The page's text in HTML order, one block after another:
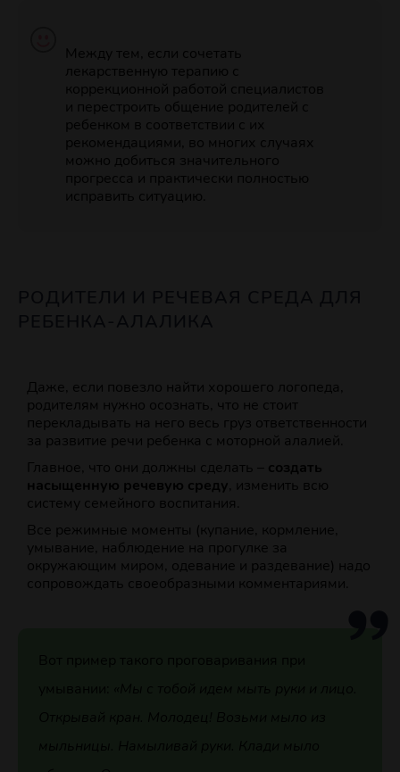
Между тем, если сочетать
лекарственную терапию с
коррекционной работой специалистов
и перестроить общение родителей с
ребенком в соответствии с их
рекомендациями, во многих случаях
можно добиться значительного
прогресса и практически полностью
исправить ситуацию.
Даже, если повезло найти хорошего логопеда,
родителям нужно осознать, что не стоит
перекладывать на него весь груз ответственности
за развитие речи ребенка с моторной алалией.
Главное, что они должны сделать – создать
насыщенную речевую среду , изменить всю
систему семейного воспитания.
Все режимные моменты (купание, кормление,
умывание, наблюдение на прогулке за
окружающим миром, одевание и раздевание) надо
сопровождать своеобразными комментариями.